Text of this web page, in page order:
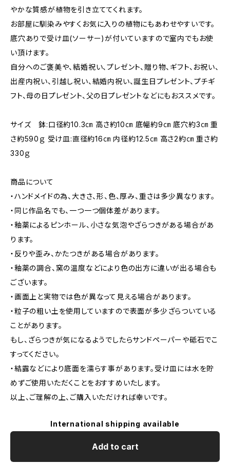
やかな質感が植物を引き立ててくれます。
お部屋に馴染みやすくお気に入りの植物にもあわせやすいです。
底穴ありで受け皿(ソーサー)が付いていますので室内でもお使
い頂けます。
自分へのご褒美や、結婚祝い、プレゼント、贈り物、ギフト、お祝い、
出産内祝い、引越し祝い、結婚内祝い、誕生日プレゼント、プチギ
フト、母の日プレゼント、父の日プレゼントなどにもおススメです。
サイズ 鉢:口径約10.3㎝ 高さ約10㎝ 底幅約9㎝ 底穴約3㎝ 重
さ約590ｇ 受け皿:直径約16㎝ 内径約12.5㎝ 高さ2約㎝ 重さ約
330ｇ
商品について
・ハンドメイドの為、大きさ、形、色、厚み、重さは多少異なります。
・同じ作品名でも、一つ一つ個体差があります。
・釉薬によるピンホール、小さな気泡やざらつきがある場合があ
ります。
・反りや歪み、かたつきがある場合があります。
・釉薬の調合、窯の温度などにより色の出方に違いが出る場合も
ございます。
・画面上と実物では色が異なって見える場合があります。
・粒子の粗い土を使用していますので表面が多少ざらついている
ことがあります。
もし、ざらつきが気になるようでしたらサンドペーパーや砥石でこ
すってください。
・結露などにより底面を濡らす事があります。受け皿には水を貯
めずご使用いただくことをおすすめいたします。
以上、ご理解の上、ご購入いただければ幸いです。
International shipping available
Add to cart